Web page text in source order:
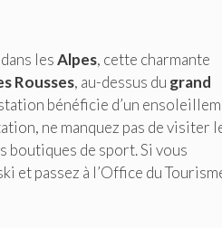
lesAlpes, cette charmante
Rousses, au-dessus du grand
bénéficie d’un
ne manquez pas de visiter
boutiques de sport. Si vous
et passez à l’Office du